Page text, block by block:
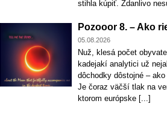
stihla kúpiť. Zdanlivo
Pozooor 8. – Ako
05.08.2026
Nuž, klesá počet
kadejakí analytici už
dôchodky dôstojné –
Je čoraz väčší tlak na
ktorom európske [...]